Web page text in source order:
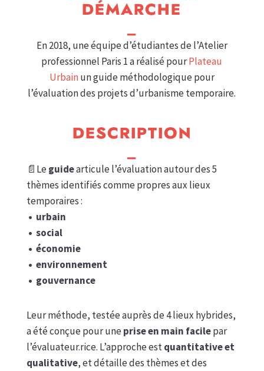
DÉMARCHE
En 2018, une équipe d’étudiantes de l’Atelier
professionnel Paris 1 a réalisé pourPlateau
Urbain un guide méthodologique pour
l’évaluation des projets d’urbanisme temporaire.
DESCRIPTION
📄Leguidearticule l’évaluation autour des 5
thèmes identifiés comme propres aux lieux
temporaires :
• urbain
• social
• économie
• environnement
• gouvernance
Leur méthode, testée auprès de 4 lieux hybrides,
a été conçue pour uneprise en main facilepar
l’évaluateur.rice. L’approche estquantitative et
qualitative, et détaille des thèmes et des